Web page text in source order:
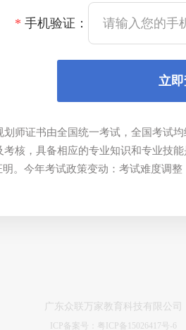
* 手机验证：
立即
划师证书由全国统一考试，全国考试
考核，具备相应的专业知识和专业技
明。今年考试政策变动：考试难度调
广东众联万家教育科技有限公司
ICP备案号：粤ICP备15026417号-6